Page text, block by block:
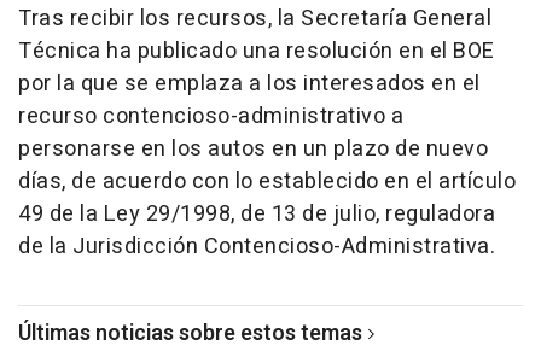
Tras recibir los recursos, la Secretaría General
Técnica ha publicado una resolución en el BOE
por la que se emplaza a los interesados en el
recurso contencioso-administrativo a
personarse en los autos en un plazo de nuevo
días, de acuerdo con lo establecido en el artículo
49 de la Ley 29/1998, de 13 de julio, reguladora
de la Jurisdicción Contencioso-Administrativa.
Últimas noticias sobre estos temas